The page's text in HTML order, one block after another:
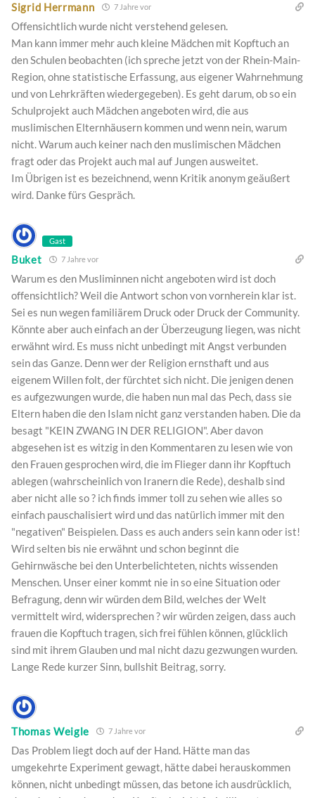
Sigrid Herrmann 7 Jahre vor
Offensichtlich wurde nicht verstehend gelesen.
Man kann immer mehr auch kleine Mädchen mit Kopftuch an
den Schulen beobachten (ich spreche jetzt von der Rhein-Main-
Region, ohne statistische Erfassung, aus eigener Wahrnehmung
und von Lehrkräften wiedergegeben). Es geht darum, ob so ein
Schulprojekt auch Mädchen angeboten wird, die aus
muslimischen Elternhäusern kommen und wenn nein, warum
nicht. Warum auch keiner nach den muslimischen Mädchen
fragt oder das Projekt auch mal auf Jungen ausweitet.
Im Übrigen ist es bezeichnend, wenn Kritik anonym geäußert
wird. Danke fürs Gespräch.
Gast
Buket 7 Jahre vor
Warum es den Musliminnen nicht angeboten wird ist doch
offensichtlich? Weil die Antwort schon von vornherein klar ist.
Sei es nun wegen familiärem Druck oder Druck der Community.
Könnte aber auch einfach an der Überzeugung liegen, was nicht
erwähnt wird. Es muss nicht unbedingt mit Angst verbunden
sein das Ganze. Denn wer der Religion ernsthaft und aus
eigenem Willen folt, der fürchtet sich nicht. Die jenigen denen
es aufgezwungen wurde, die haben nun mal das Pech, dass sie
Eltern haben die den Islam nicht ganz verstanden haben. Die da
besagt "KEIN ZWANG IN DER RELIGION". Aber davon
abgesehen ist es witzig in den Kommentaren zu lesen wie von
den Frauen gesprochen wird, die im Flieger dann ihr Kopftuch
ablegen (wahrscheinlich von Iranern die Rede), deshalb sind
aber nicht alle so ? ich finds immer toll zu sehen wie alles so
einfach pauschalisiert wird und das natürlich immer mit den
"negativen" Beispielen. Dass es auch anders sein kann oder ist!
Wird selten bis nie erwähnt und schon beginnt die
Gehirnwäsche bei den Unterbelichteten, nichts wissenden
Menschen. Unser einer kommt nie in so eine Situation oder
Befragung, denn wir würden dem Bild, welches der Welt
vermittelt wird, widersprechen ? wir würden zeigen, dass auch
frauen die Kopftuch tragen, sich frei fühlen können, glücklich
sind mit ihrem Glauben und mal nicht dazu gezwungen wurden.
Lange Rede kurzer Sinn, bullshit Beitrag, sorry.
Thomas Weigle 7 Jahre vor
Das Problem liegt doch auf der Hand. Hätte man das
umgekehrte Experiment gewagt, hätte dabei herauskommen
können, nicht unbedingt müssen, das betone ich ausdrücklich,